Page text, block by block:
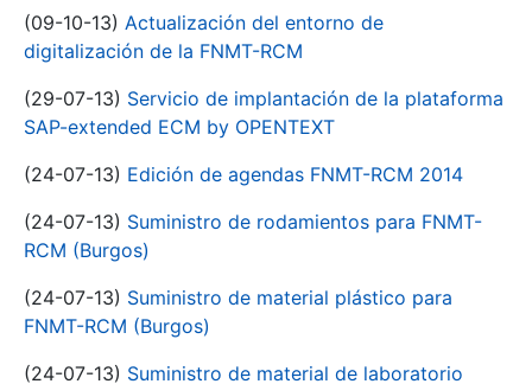
(09-10-13) Actualización del entorno de
digitalización de la FNMT-RCM
(29-07-13) Servicio de implantación de la plataforma
SAP-extended ECM by OPENTEXT
(24-07-13) Edición de agendas FNMT-RCM 2014
(24-07-13) Suministro de rodamientos para FNMT-
RCM (Burgos)
(24-07-13) Suministro de material plástico para
FNMT-RCM (Burgos)
(24-07-13) Suministro de material de laboratorio